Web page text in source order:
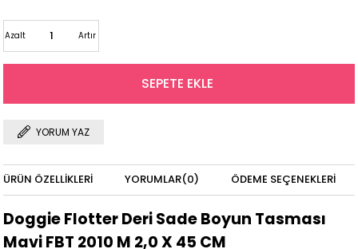
Artır
Azalt
YORUM YAZ
ÜRÜN ÖZELLIKLERI YORUMLAR(0) ÖDEME SEÇENEKLERI
Doggie Flotter Deri Sade Boyun Tasması
Mavi FBT 2010 M 2,0 X 45 CM